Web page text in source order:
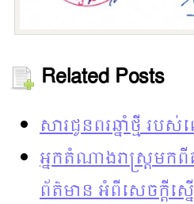
Related Posts
សារជូនពរឆ្នាំថ្មី រ
អ្នកតំណាងរាស្រ្តម
ព័ត៌មាន អំពីសេចក្តីស្ន